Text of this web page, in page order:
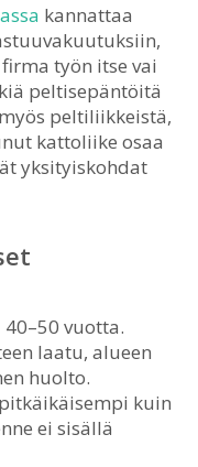
kannattaa
työn itse vai
peltisepäntöitä
peltiliikkeistä,
kattoliike osaa
yksityiskohdat
vuotta.
laatu, alueen
huolto.
kuin
ei sisällä